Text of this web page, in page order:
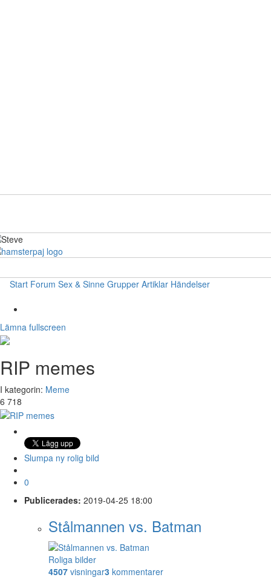
Start Forum Sex & Sinne Grupper Artiklar Händelser
Lämna fullscreen
RIP memes
I kategorin: Meme
6 718
Slumpa ny rolig bild
0
Publicerades: 2019-04-25 18:00
Stålmannen vs. Batman
Roliga bilder
4507 visningar3 kommentarer